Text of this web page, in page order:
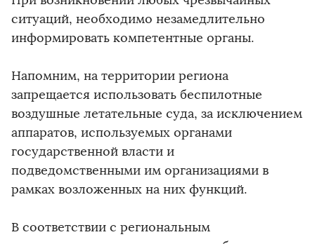
ситуаций, необходимо незамедлительно
информировать компетентные органы.
Напомним, на территории региона
запрещается использовать беспилотные
воздушные летательные суда, за исключением
аппаратов, используемых органами
государственной власти и
подведомственными им организациями в
рамках возложенных на них функций.
В соответствии с региональным